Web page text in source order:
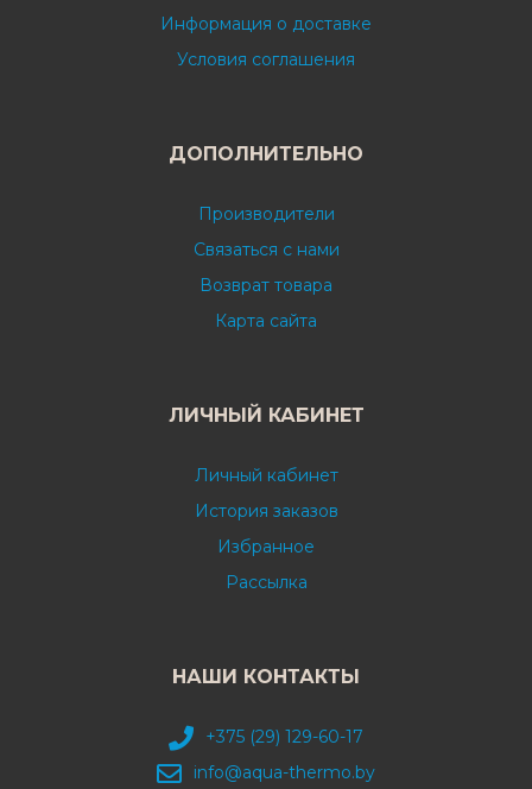
Информация о доставке
Условия соглашения
ДОПОЛНИТЕЛЬНО
Производители
Связаться с нами
Возврат товара
Карта сайта
ЛИЧНЫЙ КАБИНЕТ
Личный кабинет
История заказов
Избранное
Рассылка
НАШИ КОНТАКТЫ
+375 (29) 129-60-17
info@aqua-thermo.by